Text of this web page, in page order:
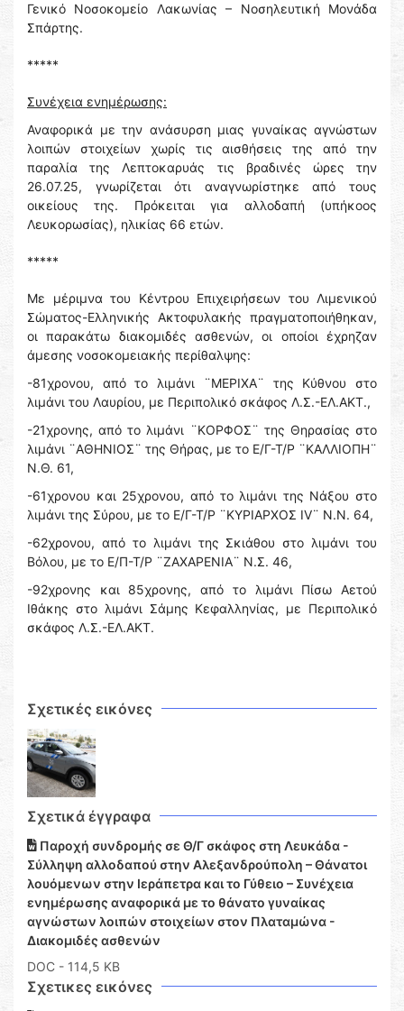
Γενικό Νοσοκομείο Λακωνίας – Νοσηλευτική Μονάδα
Σπάρτης.
*****
Συνέχεια ενημέρωσης:
Αναφορικά με την ανάσυρση μιας γυναίκας αγνώστων
λοιπών στοιχείων χωρίς τις αισθήσεις της από την
παραλία της Λεπτοκαρυάς τις βραδινές ώρες την
26.07.25, γνωρίζεται ότι αναγνωρίστηκε από τους
οικείους της. Πρόκειται για αλλοδαπή (υπήκοος
Λευκορωσίας), ηλικίας 66 ετών.
*****
Με μέριμνα του Κέντρου Επιχειρήσεων του Λιμενικού
Σώματος-Ελληνικής Ακτοφυλακής πραγματοποιήθηκαν,
οι παρακάτω διακομιδές ασθενών, οι οποίοι έχρηζαν
άμεσης νοσοκομειακής περίθαλψης:
-81χρονου, από το λιμάνι ¨ΜΕΡΙΧΑ¨ της Κύθνου στο
λιμάνι του Λαυρίου, με Περιπολικό σκάφος Λ.Σ.-ΕΛ.ΑΚΤ.,
-21χρονης, από το λιμάνι ¨ΚΟΡΦΟΣ¨ της Θηρασίας στο
λιμάνι ¨ΑΘΗΝΙΟΣ¨ της Θήρας, με το Ε/Γ-Τ/Ρ ¨ΚΑΛΛΙΟΠΗ¨
Ν.Θ. 61,
-61χρονου και 25χρονου, από το λιμάνι της Νάξου στο
λιμάνι της Σύρου, με το Ε/Γ-Τ/Ρ ¨ΚΥΡΙΑΡΧΟΣ IV¨ Ν.Ν. 64,
-62χρονου, από το λιμάνι της Σκιάθου στο λιμάνι του
Βόλου, με το Ε/Π-Τ/Ρ ¨ΖΑΧΑΡΕΝΙΑ¨ Ν.Σ. 46,
-92χρονης και 85χρονης, από το λιμάνι Πίσω Αετού
Ιθάκης στο λιμάνι Σάμης Κεφαλληνίας, με Περιπολικό
σκάφος Λ.Σ.-ΕΛ.ΑΚΤ.
Σχετικές εικόνες
Σχετικά έγγραφα
Παροχή συνδρομής σε Θ/Γ σκάφος στη Λευκάδα -
Σύλληψη αλλοδαπού στην Αλεξανδρούπολη – Θάνατοι
λουόμενων στην Ιεράπετρα και το Γύθειο – Συνέχεια
ενημέρωσης αναφορικά με το θάνατο γυναίκας
αγνώστων λοιπών στοιχείων στον Πλαταμώνα -
Διακομιδές ασθενών
DOC - 114,5 KB
Σχετικες εικόνες